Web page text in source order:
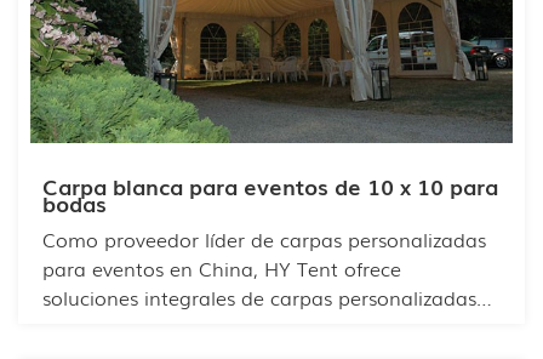
Carpa blanca para eventos de 10 x 10 para
bodas
Como proveedor líder de carpas personalizadas
para eventos en China, HY Tent ofrece
soluciones integrales de carpas personalizadas